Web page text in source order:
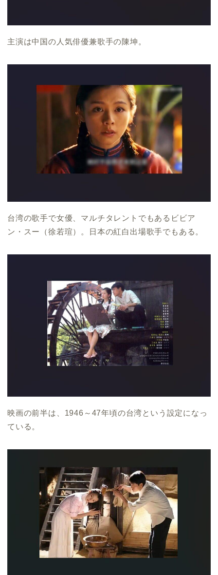
主演は中国の人気俳優兼歌手の陳坤。
台湾の歌手で女優、マルチタレントでもあるビビア
ン・スー（徐若瑄）。日本の紅白出場歌手でもある。
映画の前半は、1946～47年頃の台湾という設定になっ
ている。